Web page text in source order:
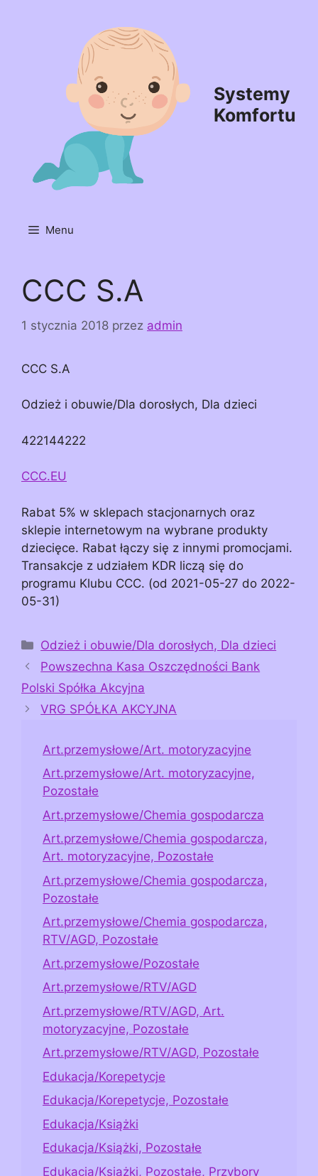
Systemy
Komfortu
Menu
CCC S.A
1 stycznia 2018 przez admin
CCC S.A
Odzież i obuwie/Dla dorosłych, Dla dzieci
422144222
CCC.EU
Rabat 5% w sklepach stacjonarnych oraz
sklepie internetowym na wybrane produkty
dziecięce. Rabat łączy się z innymi promocjami.
Transakcje z udziałem KDR liczą się do
programu Klubu CCC. (od 2021-05-27 do 2022-
05-31)
Kategorie
Odzież i obuwie/Dla dorosłych, Dla dzieci
Powszechna Kasa Oszczędności Bank
Polski Spółka Akcyjna
VRG SPÓŁKA AKCYJNA
Art.przemysłowe/Art. motoryzacyjne
Art.przemysłowe/Art. motoryzacyjne,
Pozostałe
Art.przemysłowe/Chemia gospodarcza
Art.przemysłowe/Chemia gospodarcza,
Art. motoryzacyjne, Pozostałe
Art.przemysłowe/Chemia gospodarcza,
Pozostałe
Art.przemysłowe/Chemia gospodarcza,
RTV/AGD, Pozostałe
Art.przemysłowe/Pozostałe
Art.przemysłowe/RTV/AGD
Art.przemysłowe/RTV/AGD, Art.
motoryzacyjne, Pozostałe
Art.przemysłowe/RTV/AGD, Pozostałe
Edukacja/Korepetycje
Edukacja/Korepetycje, Pozostałe
Edukacja/Książki
Edukacja/Książki, Pozostałe
Edukacja/Książki, Pozostałe, Przybory